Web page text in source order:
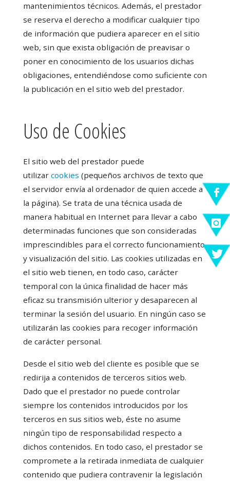
mantenimientos técnicos. Además, el prestador
se reserva el derecho a modificar cualquier tipo
de información que pudiera aparecer en el sitio
web, sin que exista obligación de preavisar o
poner en conocimiento de los usuarios dichas
obligaciones, entendiéndose como suficiente con
la publicación en el sitio web del prestador.
Uso de Cookies
El sitio web del prestador puede
utilizar cookies (pequeños archivos de texto que
el servidor envía al ordenador de quien accede a
la página). Se trata de una técnica usada de
manera habitual en Internet para llevar a cabo
determinadas funciones que son consideradas
imprescindibles para el correcto funcionamiento
y visualización del sitio. Las cookies utilizadas en
el sitio web tienen, en todo caso, carácter
temporal con la única finalidad de hacer más
eficaz su transmisión ulterior y desaparecen al
terminar la sesión del usuario. En ningún caso se
utilizarán las cookies para recoger información
de carácter personal.
Desde el sitio web del cliente es posible que se
redirija a contenidos de terceros sitios web.
Dado que el prestador no puede controlar
siempre los contenidos introducidos por los
terceros en sus sitios web, éste no asume
ningún tipo de responsabilidad respecto a
dichos contenidos. En todo caso, el prestador se
compromete a la retirada inmediata de cualquier
contenido que pudiera contravenir la legislación